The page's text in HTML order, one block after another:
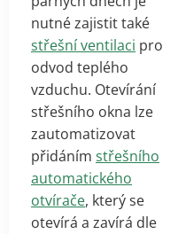
nutné zajistit také
střešní ventilaci pro
odvod teplého
vzduchu. Otevírání
střešního okna lze
zautomatizovat
přidáním střešního
automatického
otvírače, který se
otevírá a zavírá dle